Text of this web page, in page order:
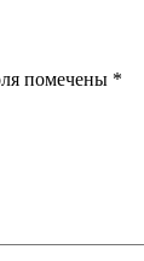
помечены *